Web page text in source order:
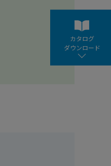
カタログ
ダウンロード